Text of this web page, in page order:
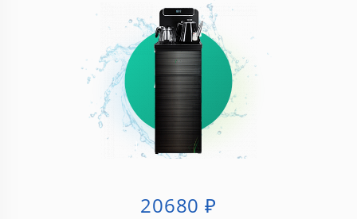
20680 ₽